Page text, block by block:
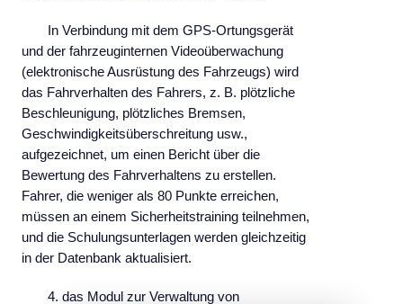
In Verbindung mit dem GPS-Ortungsgerät
und der fahrzeuginternen Videoüberwachung
(elektronische Ausrüstung des Fahrzeugs) wird
das Fahrverhalten des Fahrers, z. B. plötzliche
Beschleunigung, plötzliches Bremsen,
Geschwindigkeitsüberschreitung usw.,
aufgezeichnet, um einen Bericht über die
Bewertung des Fahrverhaltens zu erstellen.
Fahrer, die weniger als 80 Punkte erreichen,
müssen an einem Sicherheitstraining teilnehmen,
und die Schulungsunterlagen werden gleichzeitig
in der Datenbank aktualisiert.
4. das Modul zur Verwaltung von